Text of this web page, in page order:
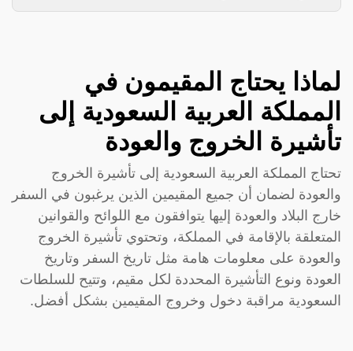
لماذا يحتاج المقيمون في
المملكة العربية السعودية إلى
تأشيرة الخروج والعودة
تحتاج المملكة العربية السعودية إلى تأشيرة الخروج
والعودة لضمان أن جميع المقيمين الذين يرغبون في السفر
خارج البلاد والعودة إليها يتوافقون مع اللوائح والقوانين
المتعلقة بالإقامة في المملكة، وتحتوي تأشيرة الخروج
والعودة على معلومات هامة مثل تاريخ السفر وتاريخ
العودة ونوع التأشيرة المحددة لكل مقيم، وتتيح للسلطات
السعودية مراقبة دخول وخروج المقيمين بشكل أفضل.